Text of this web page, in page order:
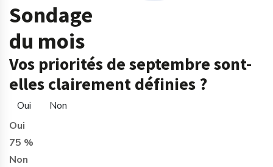
Sondage
du mois
Vos priorités de septembre sont-
elles clairement définies ?
Oui
Non
Oui
75 %
Non